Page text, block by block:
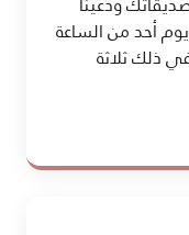
أحد من الساعة
بما في ذلك ثلاثة